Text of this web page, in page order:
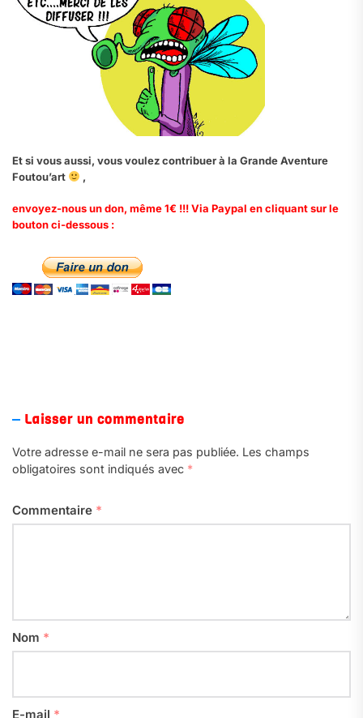
Et si vous aussi, vous voulez contribuer à la Grande Aventure
Foutou’art
,
envoyez-nous un don, même 1€ !!! Via Paypal en cliquant sur le
bouton ci-dessous :
Laisser un commentaire
Votre adresse e-mail ne sera pas publiée. Les champs
obligatoires sont indiqués avec *
Commentaire *
Nom *
E-mail *